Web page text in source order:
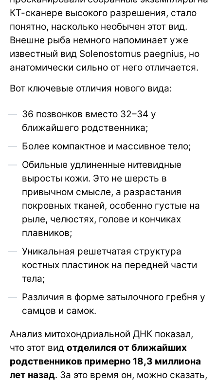
КТ-сканере высокого разрешения, стало
понятно, насколько необычен этот вид.
Внешне рыба немного напоминает уже
известный вид Solenostomus paegnius, но
анатомически сильно от него отличается.
Вот ключевые отличия нового вида:
36 позвонков вместо 32–34 у
ближайшего родственника;
Более компактное и массивное тело;
Обильные удлиненные нитевидные
выросты кожи. Это не шерсть в
привычном смысле, а разрастания
покровных тканей, особенно густые на
рыле, челюстях, голове и кончиках
плавников;
Уникальная решетчатая структура
костных пластинок на передней части
тела;
Различия в форме затылочного гребня у
самцов и самок.
Анализ митохондриальной ДНК показал,
что этот вид отделился от ближайших
родственников примерно 18,3 миллиона
лет назад. За это время он, можно сказать,